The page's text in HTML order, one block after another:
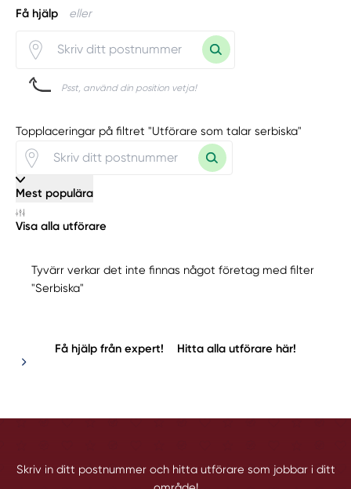
Få hjälp eller
Psst, använd din position vetja!
Topplaceringar på filtret "Utförare som talar serbiska"
Mest populära
Visa alla utförare
Tyvärr verkar det inte finnas något företag med filter
"Serbiska"
Få hjälp från expert! Hitta alla utförare här!
Skriv in ditt postnummer och hitta utförare som jobbar i ditt